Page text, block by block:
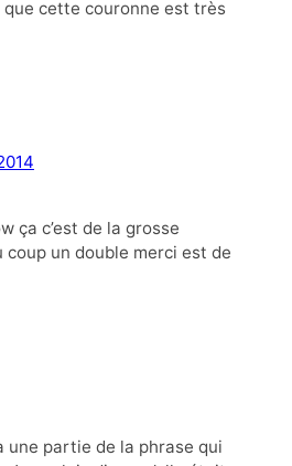
cette couronne est très
ça c’est de la grosse
coup un double merci est de
une partie de la phrase qui